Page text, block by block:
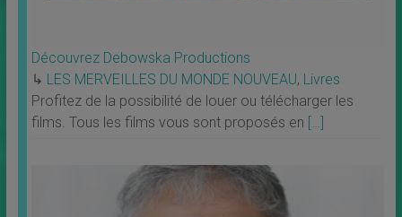
Découvrez Debowska Productions
↳ LES MERVEILLES DU MONDE NOUVEAU, Livres
Profitez de la possibilité de louer ou télécharger les
films. Tous les films vous sont proposés en […]